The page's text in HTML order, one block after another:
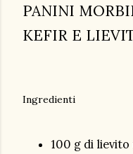
PANINI
KEFIR E
Ingredienti
100 g di